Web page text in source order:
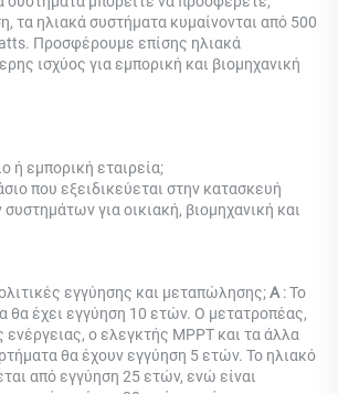
τα ηλιακά συστήματα κυμαίνονται από 500
Προσφέρουμε επίσης ηλιακά
ισχύος για εμπορική και βιομηχανική
ή εμπορική εταιρεία;
που εξειδικεύεται στην κατασκευή
για οικιακή, βιομηχανική και
εγγύησης και μεταπώλησης; Α : Το
θα έχει εγγύηση 10 ετών. Ο μετατροπέας,
ενέργειας, ο ελεγκτής MPPT και τα άλλα
θα έχουν εγγύηση 5 ετών. Το ηλιακό
από εγγύηση 25 ετών, ενώ είναι